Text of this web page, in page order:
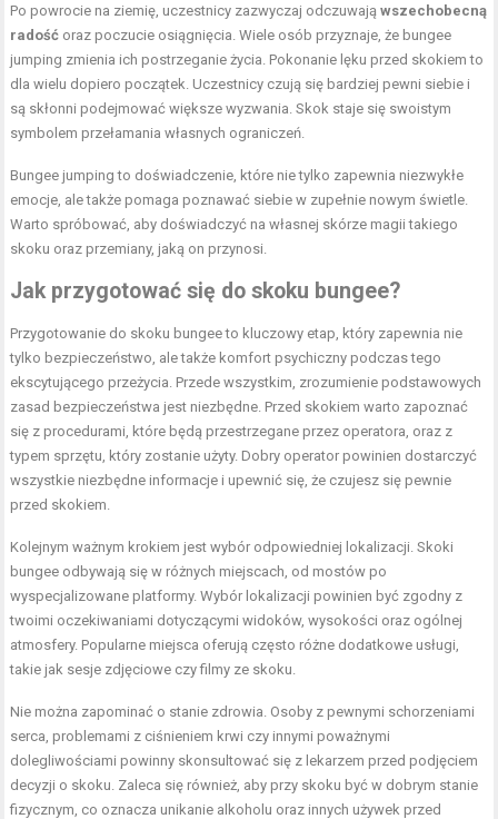
Po powrocie na ziemię, uczestnicy zazwyczaj odczuwająwszechobecną
radość oraz poczucie osiągnięcia. Wiele osób przyznaje, że bungee
jumping zmienia ich postrzeganie życia. Pokonanie lęku przed skokiem to
dla wielu dopiero początek. Uczestnicy czują się bardziej pewni siebie i
są skłonni podejmować większe wyzwania. Skok staje się swoistym
symbolem przełamania własnych ograniczeń.
Bungee jumping to doświadczenie, które nie tylko zapewnia niezwykłe
emocje, ale także pomaga poznawać siebie w zupełnie nowym świetle.
Warto spróbować, aby doświadczyć na własnej skórze magii takiego
skoku oraz przemiany, jaką on przynosi.
Jak przygotować się do skoku bungee?
Przygotowanie do skoku bungee to kluczowy etap, który zapewnia nie
tylko bezpieczeństwo, ale także komfort psychiczny podczas tego
ekscytującego przeżycia. Przede wszystkim, zrozumienie podstawowych
zasad bezpieczeństwa jest niezbędne. Przed skokiem warto zapoznać
się z procedurami, które będą przestrzegane przez operatora, oraz z
typem sprzętu, który zostanie użyty. Dobry operator powinien dostarczyć
wszystkie niezbędne informacje i upewnić się, że czujesz się pewnie
przed skokiem.
Kolejnym ważnym krokiem jest wybór odpowiedniej lokalizacji. Skoki
bungee odbywają się w różnych miejscach, od mostów po
wyspecjalizowane platformy. Wybór lokalizacji powinien być zgodny z
twoimi oczekiwaniami dotyczącymi widoków, wysokości oraz ogólnej
atmosfery. Popularne miejsca oferują często różne dodatkowe usługi,
takie jak sesje zdjęciowe czy filmy ze skoku.
Nie można zapominać o stanie zdrowia. Osoby z pewnymi schorzeniami
serca, problemami z ciśnieniem krwi czy innymi poważnymi
dolegliwościami powinny skonsultować się z lekarzem przed podjęciem
decyzji o skoku. Zaleca się również, aby przy skoku być w dobrym stanie
fizycznym, co oznacza unikanie alkoholu oraz innych używek przed